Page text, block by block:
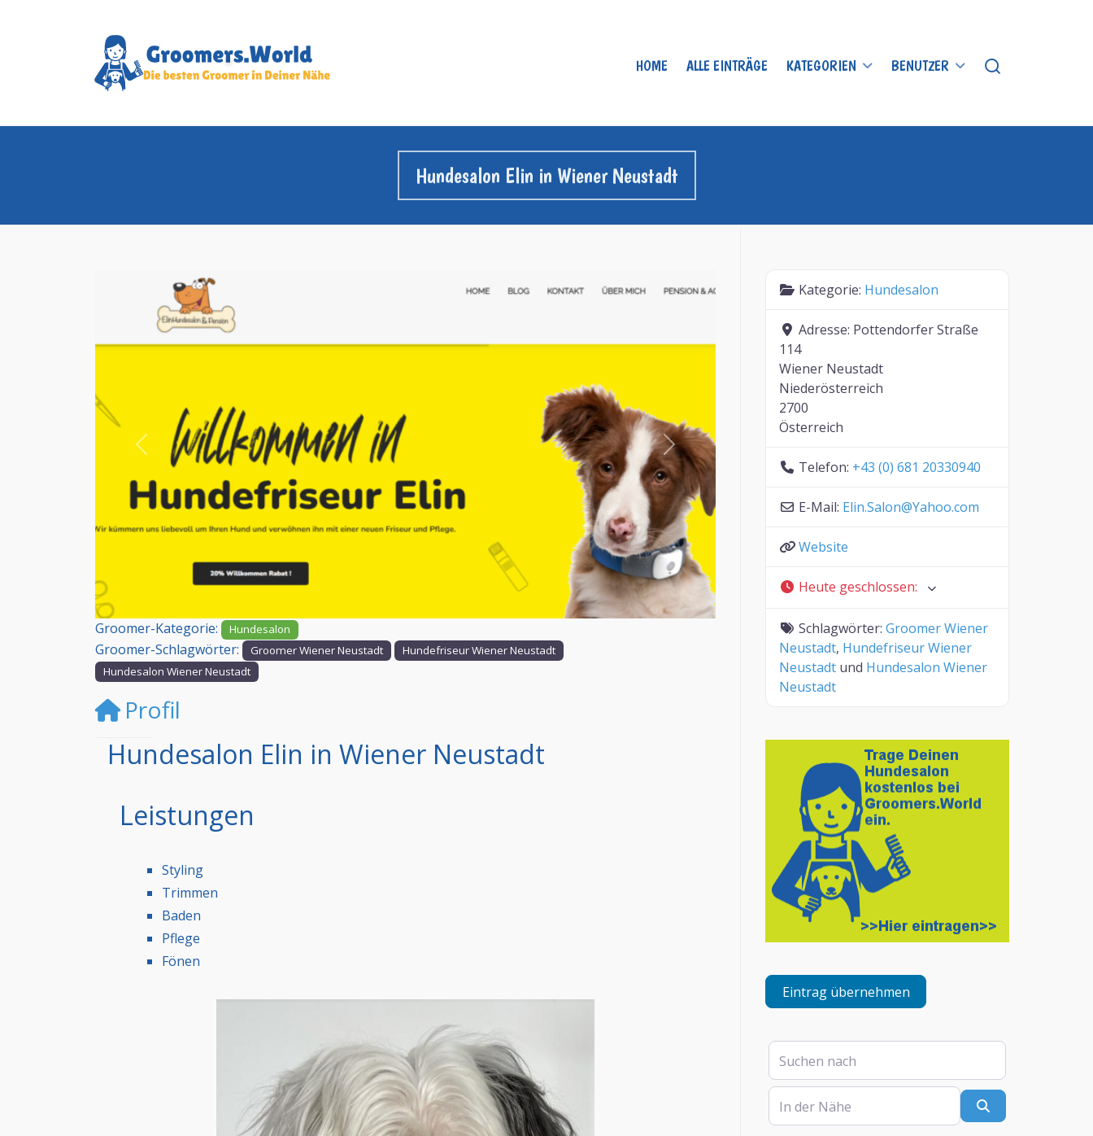
HOME ALLE EINTRÄGE KATEGORIEN BENUTZER
Hundesalon Elin in Wiener Neustadt
Vorheriges Nächstes
Groomer-Kategorie: Hundesalon
Groomer-Schlagwörter: Groomer Wiener Neustadt
Hundefriseur Wiener Neustadt
Hundesalon Wiener Neustadt
Profil
Hundesalon Elin in Wiener Neustadt
Leistungen
Styling
Trimmen
Baden
Pflege
Fönen
Kategorie: Hundesalon
Adresse: Pottendorfer Straße
114
Wiener Neustadt
Niederösterreich
2700
Österreich
Telefon: +43 (0) 681 20330940
E-Mail: Elin.Salon@Yahoo.com
Website
Heute geschlossen:
Schlagwörter:Groomer Wiener
Neustadt, Hundefriseur Wiener
Neustadt und Hundesalon Wiener
Neustadt
Eintrag übernehmen
Suchen nach
In der Nähe